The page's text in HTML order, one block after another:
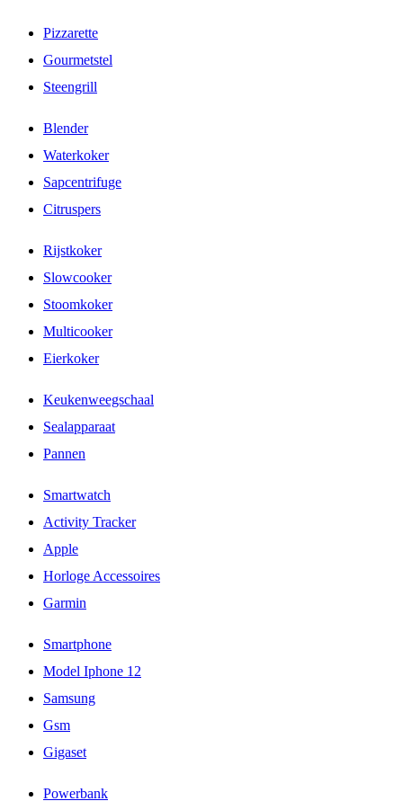
Pizzarette
Gourmetstel
Steengrill
Blender
Waterkoker
Sapcentrifuge
Citruspers
Rijstkoker
Slowcooker
Stoomkoker
Multicooker
Eierkoker
Keukenweegschaal
Sealapparaat
Pannen
Smartwatch
Activity Tracker
Apple
Horloge Accessoires
Garmin
Smartphone
Model Iphone 12
Samsung
Gsm
Gigaset
Powerbank